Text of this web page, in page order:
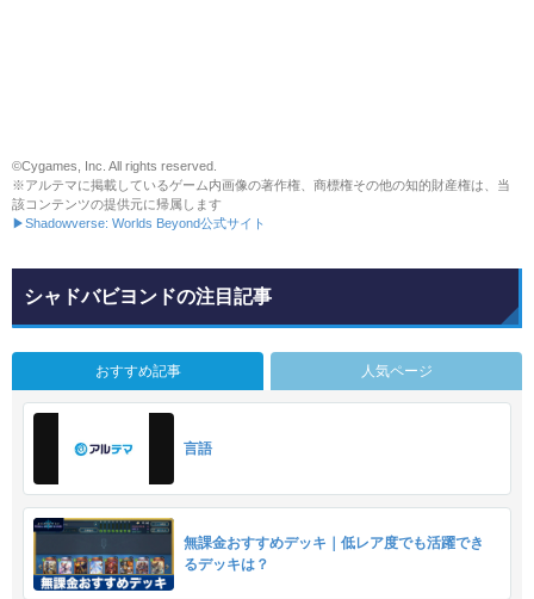
©Cygames, Inc. All rights reserved.
※アルテマに掲載しているゲーム内画像の著作権、商標権その他の知的財産権は、当
該コンテンツの提供元に帰属します
▶Shadowverse: Worlds Beyond公式サイト
シャドバビヨンドの注目記事
おすすめ記事 人気ページ
言語
無課金おすすめデッキ｜低レア度でも活躍でき
るデッキは？